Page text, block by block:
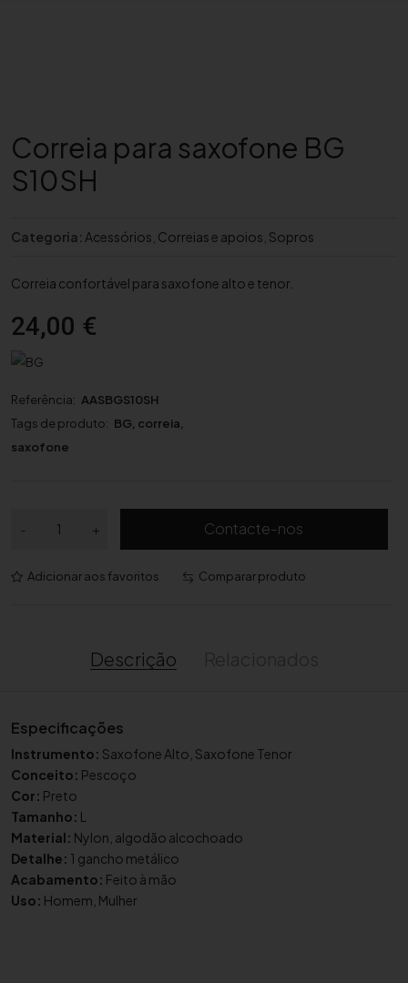
Correia para saxofone BG
S10SH
Categoria: Acessórios Correias e apoios Sopros
Correia confortável para saxofone alto e tenor.
24,00 €
Referência: AASBGS10SH
Tags de produto: BG correia
saxofone
-
n
d
e
C
o
r
e
i
a
+ Contacte-nos
Adicionar aos favoritos Comparar produto
Descrição
Especificações
Instrumento: Saxofone Alto, Saxofone Tenor
Conceito: Pescoço
Cor: Preto
Tamanho: L
Material: Nylon, algodão alcochoado
Detalhe: 1 gancho metálico
Acabamento: Feito à mão
Uso: Homem, Mulher